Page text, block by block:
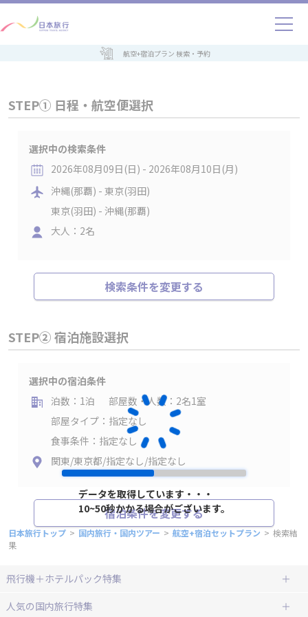
航空+宿泊プラン 検索・予約
データを取得しています・・・
10~50秒かかる場合がございます。
STEP① 日程・航空便選択
選択中の検索条件
2026年08月09日(日) - 2026年08月10日(月)
沖縄(那覇) - 東京(羽田)
東京(羽田) - 沖縄(那覇)
大人：2名
検索条件を変更する
STEP② 宿泊施設選択
選択中の宿泊条件
泊数：1泊
部屋数・人数：2名1室
部屋タイプ：指定なし
食事条件：指定なし
関東/東京都/指定なし/指定なし
宿泊条件を変更する
日本旅行トップ > 国内旅行・国内ツアー > 航空+宿泊セットプラン > 検索結
果
飛行機＋ホテルパック特集
赤い風船ダイナミックパッケージ
ＪＡＬで行く飛行機+ホテルパック
人気の国内旅行特集